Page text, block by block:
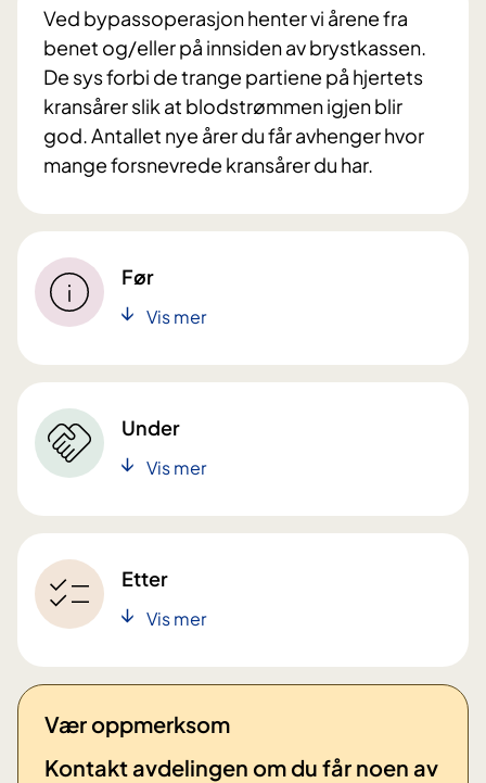
Ved bypassoperasjon henter vi årene fra
benet og/eller på innsiden av brystkassen.
De sys forbi de trange partiene på hjertets
kransårer slik at blodstrømmen igjen blir
god. Antallet nye årer du får avhenger hvor
mange forsnevrede kransårer du har.
Før
Vis mer
Under
Vis mer
Etter
Vis mer
Vær oppmerksom
Kontakt avdelingen om du får noen av